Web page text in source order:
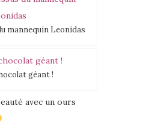
mannequin Leonidas
géant !
avec un ours